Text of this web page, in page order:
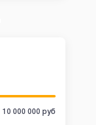
10 000 000 руб